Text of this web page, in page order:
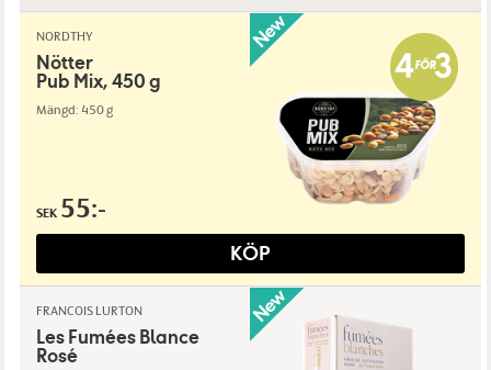
NORDTHY
Nötter
Pub Mix, 450 g
Mängd: 450 g
SEK 55:-
KÖP
FRANCOIS LURTON
Les Fumées Blance
Rosé